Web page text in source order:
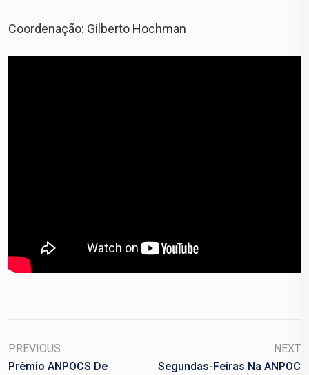
Coordenação: Gilberto Hochman
PREVIOUS
Prêmio ANPOCS De
NEXT
Segundas-Feiras Na ANPOC